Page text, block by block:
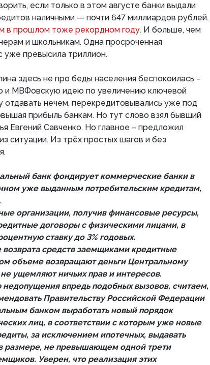
если только в этом августе банки выдали
наличными — почти 647 миллиардов рублей.
в прошлом тоже рекордном году. И больше, чем
и школьникам. Одна просроченная
уже превысила триллион.
здесь не про беды населения беспокоилась –
и МВФовскую идею по увеличению ключевой
отдавать нечем, перекредитовывались уже под
прибыль банкам. Но тут слово взял бывший
Евгений Савченко. Но главное – предложил
ситуации. Из трёх простых шагов и без
банк фондирует коммерческие банки в
уже выданным потребительским кредитам,
организации, получив финансовые ресурсы,
договоры с физическими лицами, в
ставку до 3% годовых.
возврата средств заемщиками кредитные
объеме возвращают деньги Центральному
ущемляют ничьих прав и интересов.
впредь подобных вызовов, считаем,
Правительству Российской Федерации
банком выработать новый порядок
лиц, в соответствии с которым уже новые
за исключением ипотечных, выдавать
размере, не превышающем одной трети
Уверен, что реализация этих